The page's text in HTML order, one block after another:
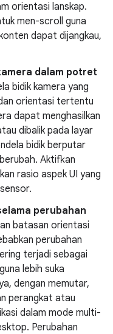
orientasi lanskap.
men-scroll guna
dapat dijangkau,
dalam potret
bidik kamera yang
orientasi tertentu
dapat menghasilkan
dibalik pada layar
bidik berputar
Aktifkan
rasio aspek UI yang
perubahan
batasan orientasi
perubahan
terjadi sebagai
lebih suka
dengan memutar,
perangkat atau
dalam mode multi-
Perubahan